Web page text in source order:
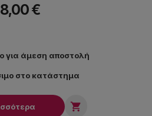
8,00 €
για άμεση αποστολή
στο κατάστημα
